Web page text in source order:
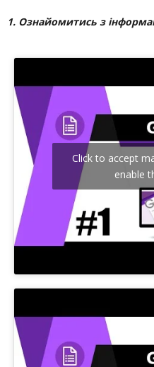
1. Ознайомитись з
Click to accept
enable